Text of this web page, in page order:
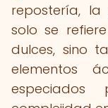
repostería,
solo se
dulces, sino
elementos